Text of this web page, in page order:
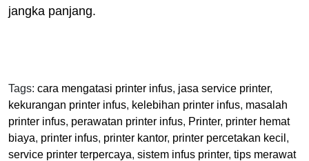
jangka panjang.
Tags: cara mengatasi printer infus, jasa service printer,
kekurangan printer infus, kelebihan printer infus, masalah
printer infus, perawatan printer infus, Printer, printer hemat
biaya, printer infus, printer kantor, printer percetakan kecil ,
service printer terpercaya, sistem infus printer, tips merawat